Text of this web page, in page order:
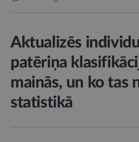
Aktualizēs
patēriņa
mainās, un ko tas
statistikā